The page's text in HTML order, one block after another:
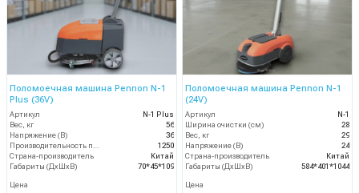
Поломоечная машина Pennon N-1
Plus (36V)
Артикул
N-1 Plus
Вес, кг
56
Напряжение (В)
36
Производительность по площади (м2/ч)
1250
Страна-производитель
Китай
Габариты (ДхШхВ)
70*45*109
Цена
Поломоечная машина Pennon N-1
(24V)
Артикул
N-1
Ширина очистки (см)
28
Вес, кг
29
Напряжение (В)
24
Страна-производитель
Китай
Габариты (ДхШхВ)
584*401*1044
Цена